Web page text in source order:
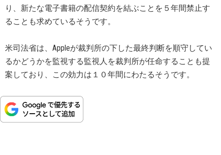
り、新たな電子書籍の配信契約を結ぶことを５年間禁止す
ることも求めているそうです。
米司法省は、Appleが裁判所の下した最終判断を順守してい
るかどうかを監視する監視人を裁判所が任命することも提
案しており、この効力は１０年間にわたるそうです。